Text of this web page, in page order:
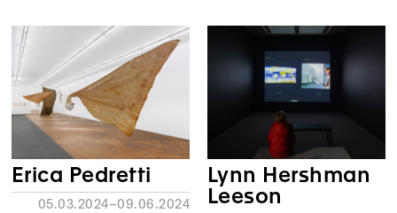
Erica Pedretti
05.03.2024–09.06.2024
Lynn Hershman
Leeson